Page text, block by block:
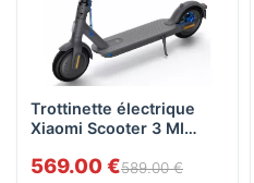
Trottinette électrique
Xiaomi Scooter 3 MI
569.00 €589.00 €